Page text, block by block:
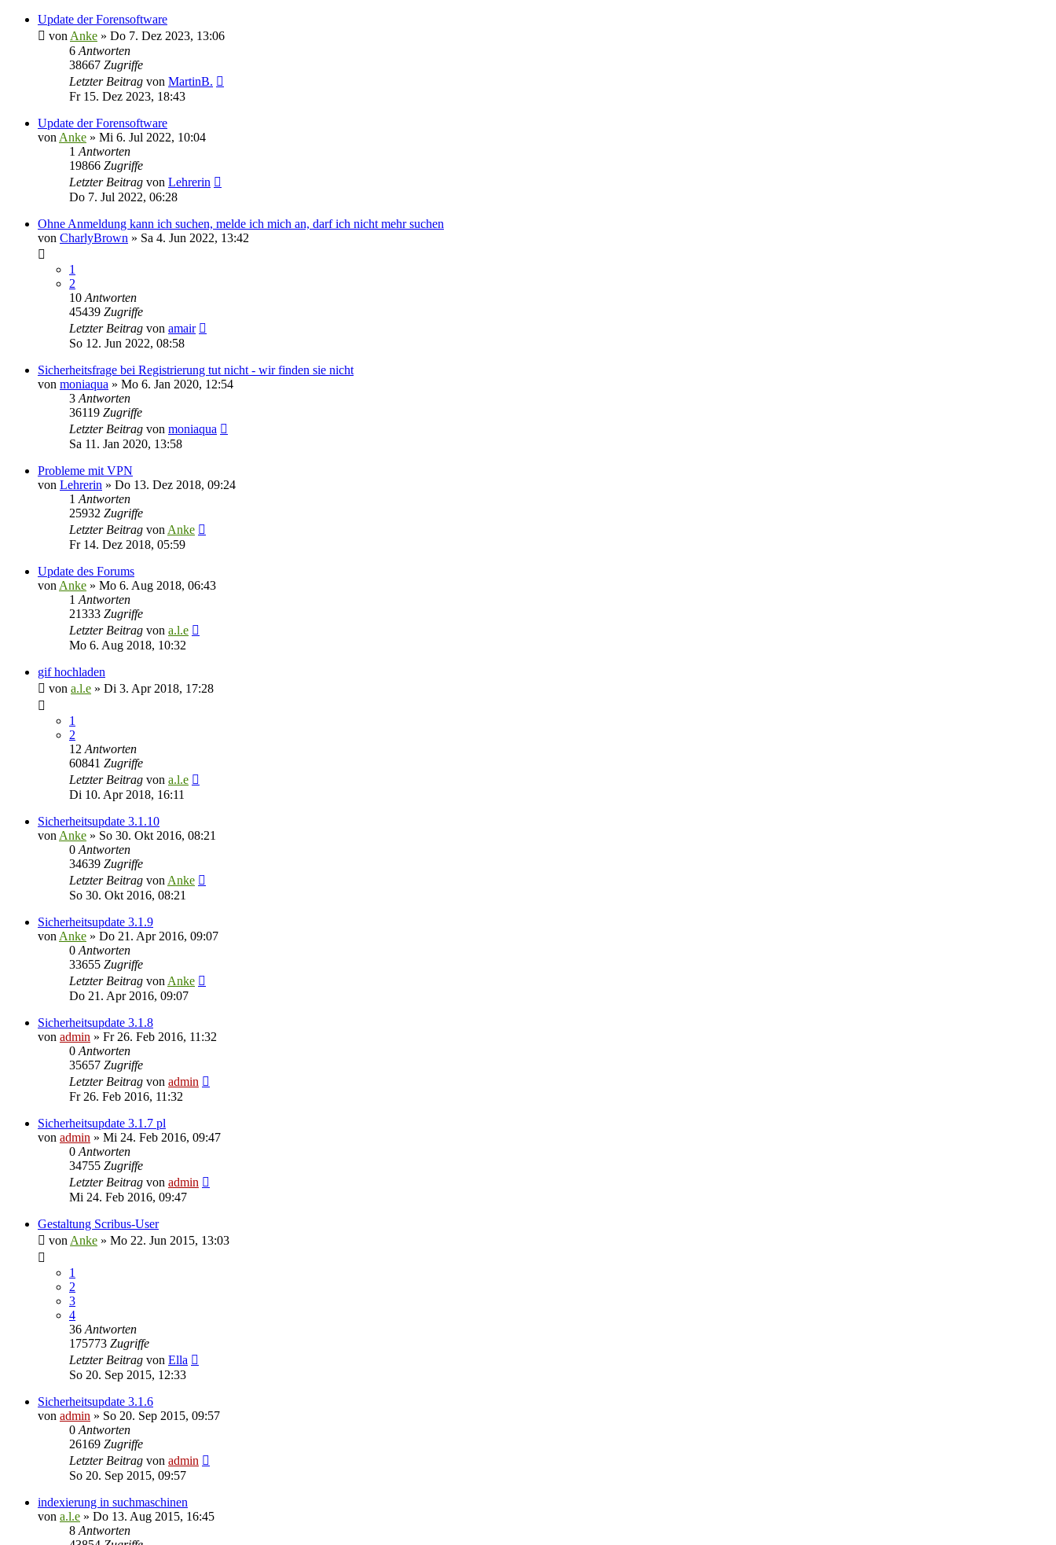
Update der Forensoftware
von Anke » Do 7. Dez 2023, 13:06
6 Antworten
38667 Zugriffe
Letzter Beitrag von MartinB.
Fr 15. Dez 2023, 18:43
Update der Forensoftware
von Anke » Mi 6. Jul 2022, 10:04
1 Antworten
19866 Zugriffe
Letzter Beitrag von Lehrerin
Do 7. Jul 2022, 06:28
Ohne Anmeldung kann ich suchen, melde ich mich an, darf ich nicht mehr suchen
von CharlyBrown » Sa 4. Jun 2022, 13:42
1
2
10 Antworten
45439 Zugriffe
Letzter Beitrag von amair
So 12. Jun 2022, 08:58
Sicherheitsfrage bei Registrierung tut nicht - wir finden sie nicht
von moniaqua » Mo 6. Jan 2020, 12:54
3 Antworten
36119 Zugriffe
Letzter Beitrag von moniaqua
Sa 11. Jan 2020, 13:58
Probleme mit VPN
von Lehrerin » Do 13. Dez 2018, 09:24
1 Antworten
25932 Zugriffe
Letzter Beitrag von Anke
Fr 14. Dez 2018, 05:59
Update des Forums
von Anke » Mo 6. Aug 2018, 06:43
1 Antworten
21333 Zugriffe
Letzter Beitrag von a.l.e
Mo 6. Aug 2018, 10:32
gif hochladen
von a.l.e » Di 3. Apr 2018, 17:28
1
2
12 Antworten
60841 Zugriffe
Letzter Beitrag von a.l.e
Di 10. Apr 2018, 16:11
Sicherheitsupdate 3.1.10
von Anke » So 30. Okt 2016, 08:21
0 Antworten
34639 Zugriffe
Letzter Beitrag von Anke
So 30. Okt 2016, 08:21
Sicherheitsupdate 3.1.9
von Anke » Do 21. Apr 2016, 09:07
0 Antworten
33655 Zugriffe
Letzter Beitrag von Anke
Do 21. Apr 2016, 09:07
Sicherheitsupdate 3.1.8
von admin » Fr 26. Feb 2016, 11:32
0 Antworten
35657 Zugriffe
Letzter Beitrag von admin
Fr 26. Feb 2016, 11:32
Sicherheitsupdate 3.1.7 pl
von admin » Mi 24. Feb 2016, 09:47
0 Antworten
34755 Zugriffe
Letzter Beitrag von admin
Mi 24. Feb 2016, 09:47
Gestaltung Scribus-User
von Anke » Mo 22. Jun 2015, 13:03
1
2
3
4
36 Antworten
175773 Zugriffe
Letzter Beitrag von Ella
So 20. Sep 2015, 12:33
Sicherheitsupdate 3.1.6
von admin » So 20. Sep 2015, 09:57
0 Antworten
26169 Zugriffe
Letzter Beitrag von admin
So 20. Sep 2015, 09:57
indexierung in suchmaschinen
von a.l.e » Do 13. Aug 2015, 16:45
8 Antworten